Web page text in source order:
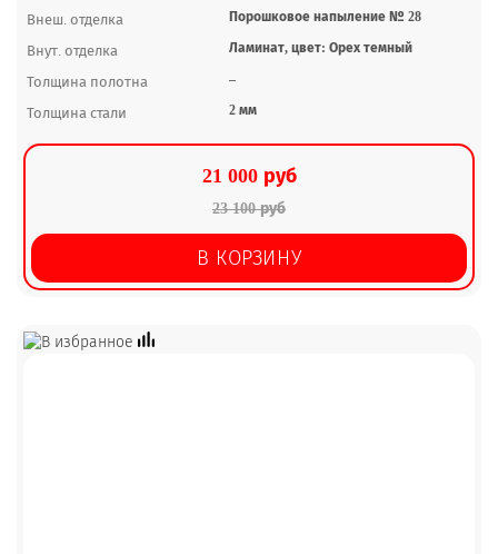
Внеш. отделка Порошковое напыление № 28
Внут. отделка Ламинат, цвет: Орех темный
Толщина полотна –
Толщина стали 2 мм
21 000 руб
23 100 руб
В КОРЗИНУ